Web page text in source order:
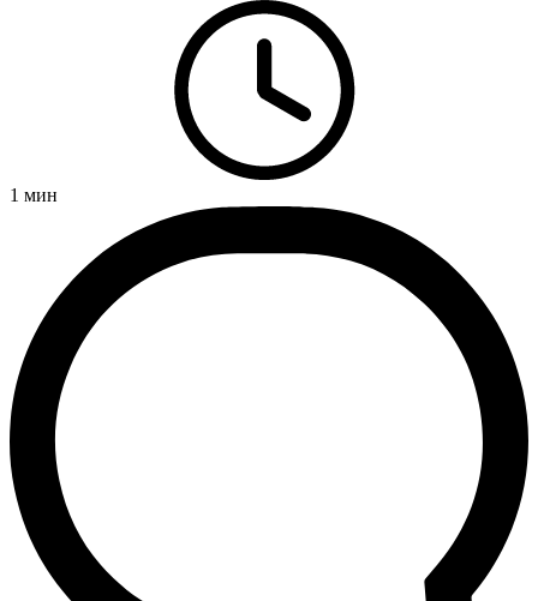
1 мин